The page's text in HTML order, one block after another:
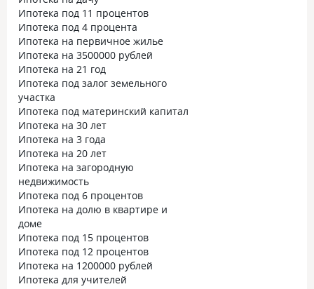
всех документов
Ипотека под 11 процентов
Ипотека под 4 процента
Ипотека на первичное жилье
Ипотека на 3500000 рублей
Ипотека на 21 год
Ипотека под залог земельного
участка
Ипотека под материнский капитал
Ипотека на 30 лет
Ипотека на 3 года
Ипотека на 20 лет
Ипотека на загородную
недвижимость
Ипотека под 6 процентов
Ипотека на долю в квартире и
доме
Ипотека под 15 процентов
Ипотека под 12 процентов
Ипотека на 1200000 рублей
Ипотека для учителей